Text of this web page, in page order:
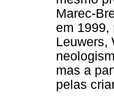
Marec-
em 1999,
Leuwers,
mas a
pelas